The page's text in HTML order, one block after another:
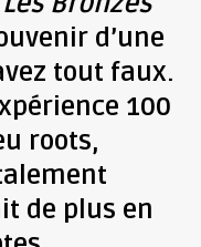
d’une
tout faux.
100
roots,
de plus en